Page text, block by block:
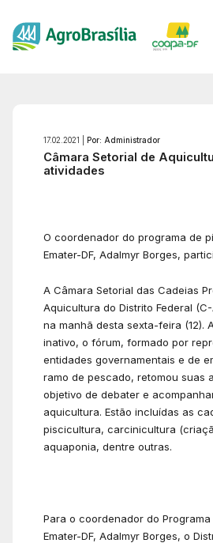
17.02.2021 | Por: Administrador
Câmara Setorial de
atividades
O coordenador do programa de
Emater-DF, Adalmyr Borges,
A Câmara Setorial das Cadeias
Aquicultura do Distrito Federal
na manhã desta sexta-feira (12).
inativo, o fórum, formado por
entidades governamentais e de
ramo de pescado, retomou suas
objetivo de debater e
aquicultura. Estão incluídas as
piscicultura, carcinicultura
aquaponia, dentre outras.
Para o coordenador do
Emater-DF, Adalmyr Borges, o